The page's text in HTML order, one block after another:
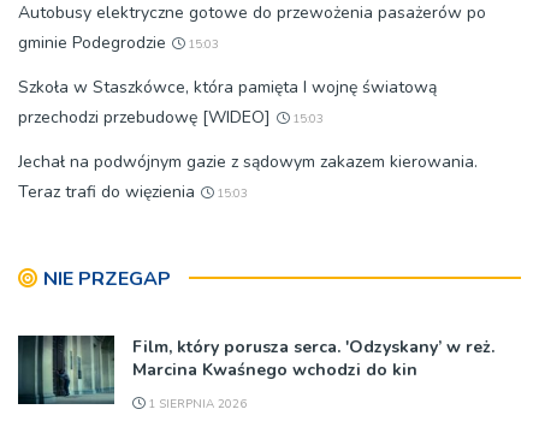
Autobusy elektryczne gotowe do przewożenia pasażerów po
gminie Podegrodzie
15:03
Szkoła w Staszkówce, która pamięta I wojnę światową
przechodzi przebudowę [WIDEO]
15:03
Jechał na podwójnym gazie z sądowym zakazem kierowania.
Teraz trafi do więzienia
15:03
NIE PRZEGAP
Film, który porusza serca. 'Odzyskany’ w reż.
Marcina Kwaśnego wchodzi do kin
1 SIERPNIA 2026